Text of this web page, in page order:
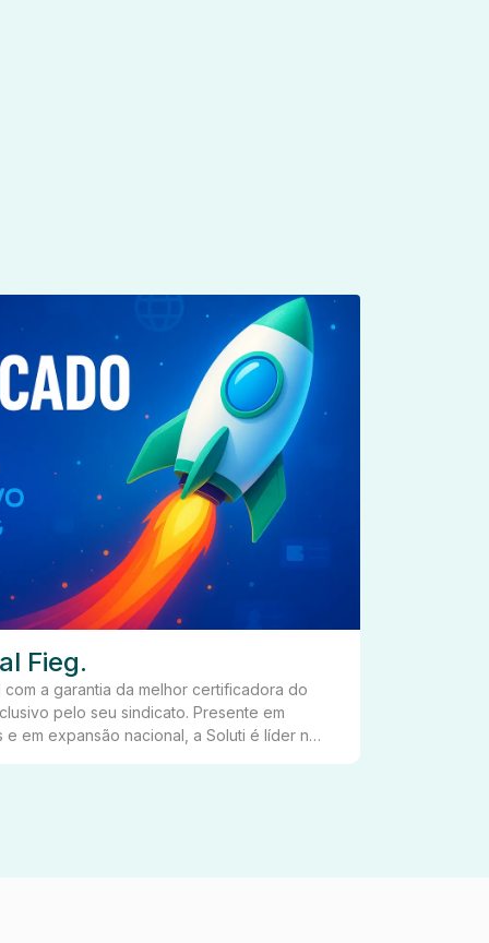
Fieg.
a garantia da melhor certificadora do
seu sindicato. Presente em
em expansão nacional, a Soluti é líder no